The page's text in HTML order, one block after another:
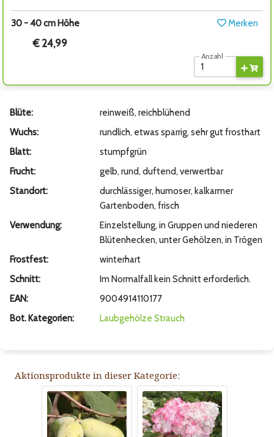
30 - 40 cm Höhe Merken
€ 24,99
Anzahl
Blüte:
reinweiß, reichblühend
Wuchs:
rundlich, etwas sparrig, sehr gut frosthart
Blatt:
stumpfgrün
Frucht:
gelb, rund, duftend, verwertbar
Standort:
durchlässiger, humoser, kalkarmer
Gartenboden, frisch
Verwendung:
Einzelstellung, in Gruppen und niederen
Blütenhecken, unter Gehölzen, in Trögen
Frostfest:
winterhart
Schnitt:
Im Normalfall kein Schnitt erforderlich.
EAN:
9004914110177
Bot. Kategorien:
Laubgehölze Strauch
Aktionsprodukte in dieser Kategorie: